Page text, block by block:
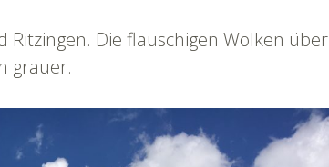
Ritzingen. Die flauschigen Wolken über
grauer.